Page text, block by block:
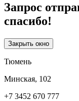
Запрос
спасибо!
Закрыть окно
Тюмень
Минская, 102
+7 3452 670 777